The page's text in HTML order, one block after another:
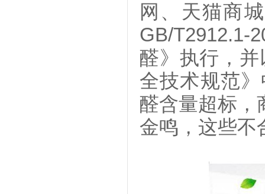
网、天猫商
GB/T2912.1-
醛》执行，
全技术规范
醛含量超标，
金鸣，这些不